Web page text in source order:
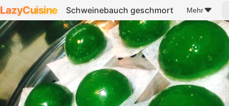
LazyCuisine Schweinebauch geschmort Mehr